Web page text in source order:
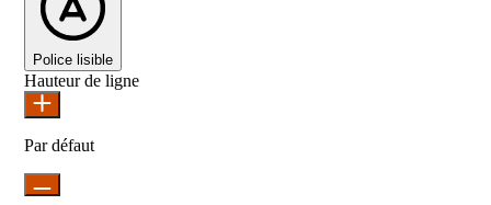
Police lisible
Hauteur de ligne
Par défaut